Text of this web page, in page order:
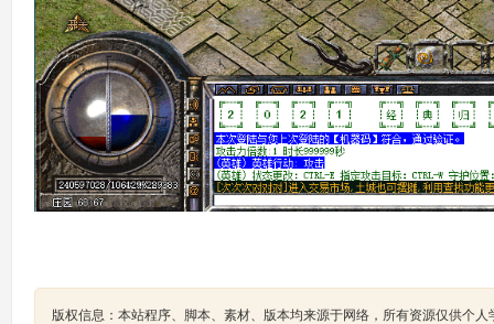
版权信息：本站程序、脚本、素材、版本均来源于网络，所有资源仅供个